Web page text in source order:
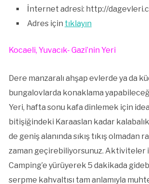
İnternet adresi: http://
Adres için tıklayın
Kocaeli, Yuvacık- Gazi’nin Yeri
Dere manzaralı ahşap evlerde ya da
bungalovlarda konaklama
Yeri, hafta sonu kafa dinlemek için
bitişiğindeki Karaaslan kadar
de geniş alanında sıkış tıkış olmadan
zaman geçirebiliyorsunuz. Aktiviteler
Camping’e yürüyerek 5 dakikada
serpme kahvaltısı tam anlamıyla